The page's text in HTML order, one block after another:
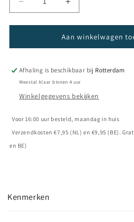
Aantal
verlagen
voor
Champagne
William
Pakket
Aantal
verhogen
voor
Champagne
William
Pakket
Aan winkelwagen
Afhaling is beschikbaar bij Rotterdam
Meestal klaar binnen 4 uur
Winkelgegevens bekijken
Voor 16:00 uur besteld, maandag in huis
Verzendkosten €7,95 (NL) en €9,95 (BE).
en BE)
Kenmerken